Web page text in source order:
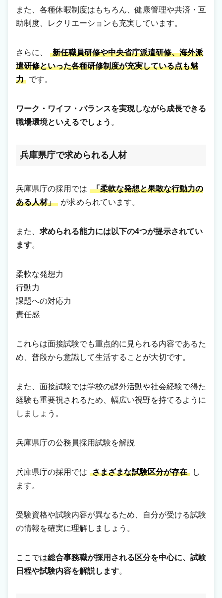
また、各種休暇制度はもちろん、健康管理や共済・互
助制度、レクリエーションも充実しています。
さらに、
新任職員研修や中央省庁派遣研修、海外派
遣研修といった各種研修制度が充実している点も魅
力
です。
ワーク・ワイフ・バランスを実現しながら成長できる
職場環境といえるでしょう 。
兵庫県庁で求められる人材
兵庫県庁の採用では
「柔軟な発想と果敢な行動力の
ある人材」
が求められています。
また、 求められる能力には以下の4つが提示されてい
ます。
柔軟な発想力
行動力
課題への対応力
責任感
これらは面接試験でも重点的に見られる内容であるた
め、普段から意識して生活することが大切です。
また、面接試験では学校の課外活動や社会経験で得た
経験も重要視されるため、幅広い視野を持てるように
しましょう。
兵庫県庁の公務員採用試験を解説
兵庫県庁の採用では さまざまな試験区分が存在
し
ます。
受験資格や試験内容が異なるため、自分が受ける試験
の情報を確実に理解しましょう。
ここでは総合事務職が採用される区分を中心に、試験
日程や試験内容を解説します。